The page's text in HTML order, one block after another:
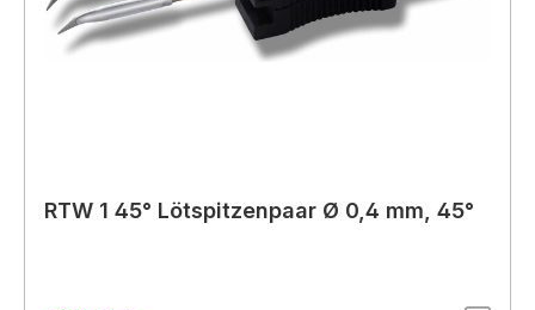
RTW 1 45° Lötspitzenpaar Ø 0,4 mm, 45°